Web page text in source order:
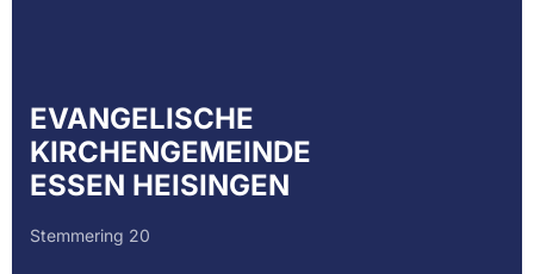
EVANGELISCHE
KIRCHENGEMEINDE
ESSEN HEISINGEN
Stemmering 20